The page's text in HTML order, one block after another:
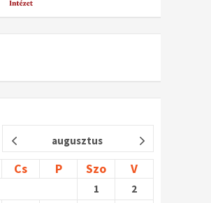
augusztus
Cs P Szo V
1
2